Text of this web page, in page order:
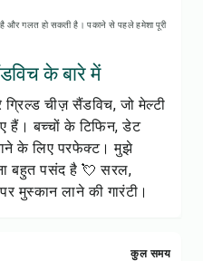
करें
और गलत हो सकती है। पकाने से पहले हमेशा पूरी
के बारे में
चीज़ सैंडविच, जो मेल्टी
हैं। बच्चों के टिफिन, डेट
के लिए परफेक्ट। मुझे
बहुत पसंद है 💘 सरल,
मुस्कान लाने की गारंटी।
कुल समय